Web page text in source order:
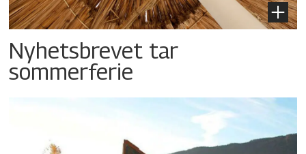
Nyhetsbrevet tar
sommerferie